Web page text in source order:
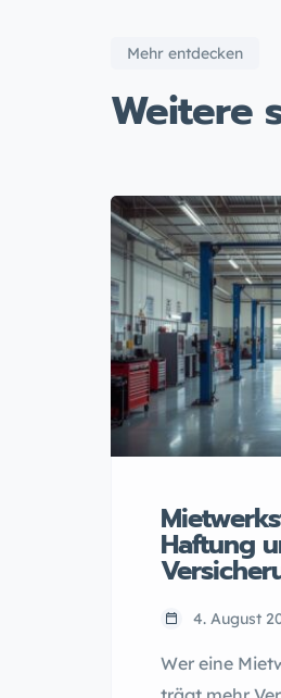
Mehr entdecken
Weitere
Haftung
4. August
Wer eine